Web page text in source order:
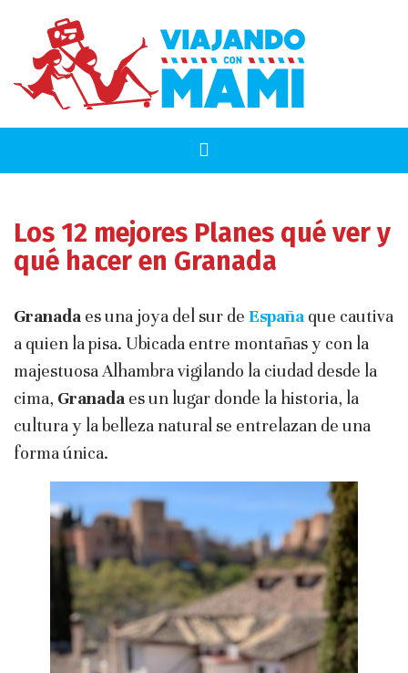
Los 12 mejores Planes qué ver y
qué hacer en Granada
Granada es una joya del sur de España que cautiva
a quien la pisa. Ubicada entre montañas y con la
majestuosa Alhambra vigilando la ciudad desde la
cima, Granada es un lugar donde la historia, la
cultura y la belleza natural se entrelazan de una
forma única.